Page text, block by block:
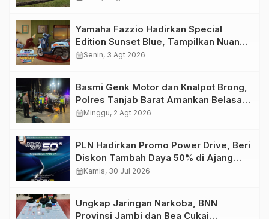
Yamaha Fazzio Hadirkan Special
Edition Sunset Blue, Tampilkan Nuansa
Retro Summer yang Semakin Skena
calendar_monthSenin, 3 Agt 2026
Basmi Genk Motor dan Knalpot Brong,
Polres Tanjab Barat Amankan Belasan
Kendaraan
calendar_monthMinggu, 2 Agt 2026
PLN Hadirkan Promo Power Drive, Beri
Diskon Tambah Daya 50% di Ajang
GIIAS 2026
calendar_monthKamis, 30 Jul 2026
Ungkap Jaringan Narkoba, BNN
Provinsi Jambi dan Bea Cukai